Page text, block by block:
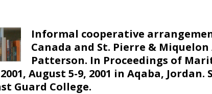
Informal cooperative
Canada and St. Pierre & Miquelon
Patterson. In Proceedings of
August 5-9, 2001 in Aqaba, Jordan.
Guard College.